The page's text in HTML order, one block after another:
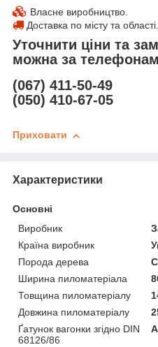
Власне виробництво.
Доставка по місту та області.
Уточнити ціни та
можна за
(067) 411-50-49
(050) 410-67-05
Приховати
Характеристики
Основні
Виробник
Країна виробник
Порода дерева
Ширина пиломатеріала
Товщина пиломатеріалу
Довжина пиломатеріалу
Ґатунок вагонки згідно DIN
68126/86
А